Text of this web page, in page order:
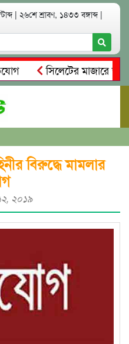
| ২৬শে শ্রাবণ, ১৪৩৩ বঙ্গাব্দ |
সিলেটের মাজারে
প্রেমের ফাঁদে তরুণী পাচার:
বিরুদ্ধে মামলার
২০১৯